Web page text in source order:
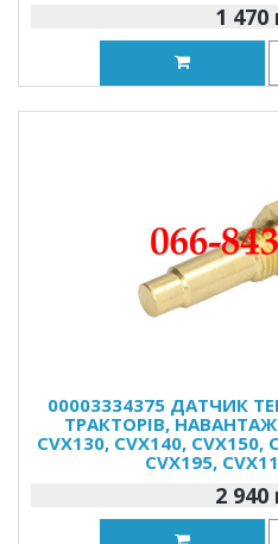
1 470
00003334375 ДАТЧИК
ТРАКТОРІВ,
CVX130, CVX140, CVX150,
CVX195,
2 940